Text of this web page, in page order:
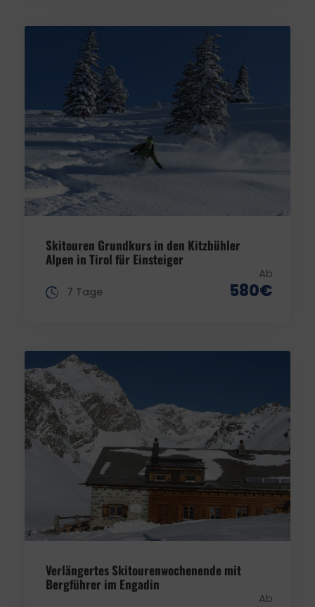
Skitouren Grundkurs in den Kitzbühler
Alpen in Tirol für Einsteiger
Ab
580€
7 Tage
Verlängertes Skitourenwochenende mit
Bergführer im Engadin
Ab